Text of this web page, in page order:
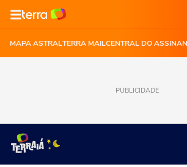
MAPA ASTRALTERRA MAILCENTRAL DO
PUBLICIDADE